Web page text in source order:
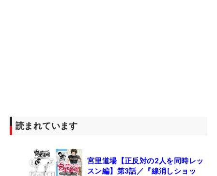
読まれています
宮里道場【正反対の2人を同時レッ
スン編】第3話／『線消しショッ